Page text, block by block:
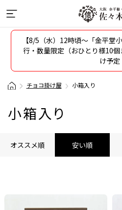
【8/5（水）12時頃〜「金平堂
行・数量限定（おひとり様10
け予定
チョコ掛け屋 小箱入り
小箱入り
オススメ順 安い順